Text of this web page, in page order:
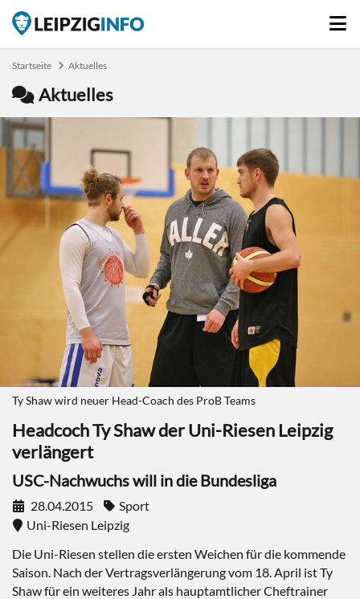
Startseite Aktuelles
Aktuelles
Ty Shaw wird neuer Head-Coach des ProB Teams
Headcoch Ty Shaw der Uni-Riesen Leipzig
verlängert
USC-­Nachwuchs will in die Bundesliga
28.04.2015
Sport
Uni-Riesen Leipzig
Die Uni-Riesen stellen die ersten Weichen für die kommende
Saison. Nach der Vertragsverlängerung vom 18. April ist Ty
Shaw für ein weiteres Jahr als hauptamtlicher Cheftrainer